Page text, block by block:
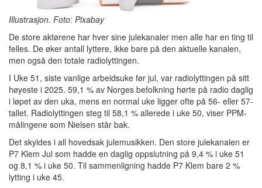
Illustrasjon. Foto: Pixabay
De store aktørene har hver sine julekanaler men alle har en ting til
felles. De øker antall lyttere, ikke bare på den aktuelle kanalen,
men også den totale radiolyttingen.
I Uke 51, siste vanlige arbeidsuke før jul, var radiolyttingen på sitt
høyeste i 2025. 59,1 % av Norges befolkning hørte på radio daglig
i løpet av den uka, mens en normal uke ligger ofte på 56- eller 57-
tallet. Radiolyttingen steg til 58,1 % allerede i uke 50, viser PPM-
målingene som Nielsen står bak.
Det skyldes i all hovedsak julemusikken. Den store julekanalen er
P7 Klem Jul som hadde en daglig oppslutning på 9,4 % i uke 51
og 8,1 % i uke 50. Til sammenligning hadde P7 Klem bare 2 %
lytting i uke 45.